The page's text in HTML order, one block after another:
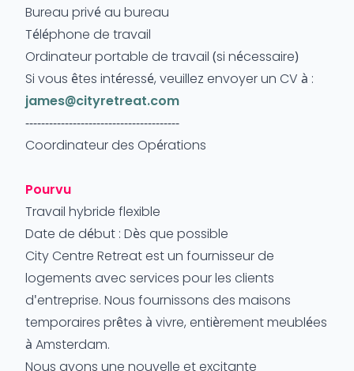
Bureau privé au bureau
Téléphone de travail
Ordinateur portable de travail (si nécessaire)
Si vous êtes intéressé, veuillez envoyer un CV à :
james@cityretreat.com
---------------------------------------
Coordinateur des Opérations
Pourvu
Travail hybride flexible
Date de début : Dès que possible
City Centre Retreat est un fournisseur de
logements avec services pour les clients
d'entreprise. Nous fournissons des maisons
temporaires prêtes à vivre, entièrement meublées
à Amsterdam.
Nous avons une nouvelle et excitante